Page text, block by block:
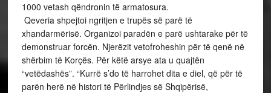
1000 vetash qëndronin të armatosura.
Qeveria shpejtoi ngritjen e trupës së parë të
xhandarmërisë. Organizoi paradën e parë ushtarake për të
demonstruar forcën. Njerëzit vetofroheshin për të qenë në
shërbim të Korçës. Për këtë arsye ata u quajtën
“vetëdashës”. “Kurrë s’do të harrohet dita e diel, që për të
parën herë në histori të Përlindjes së Shqipërisë,